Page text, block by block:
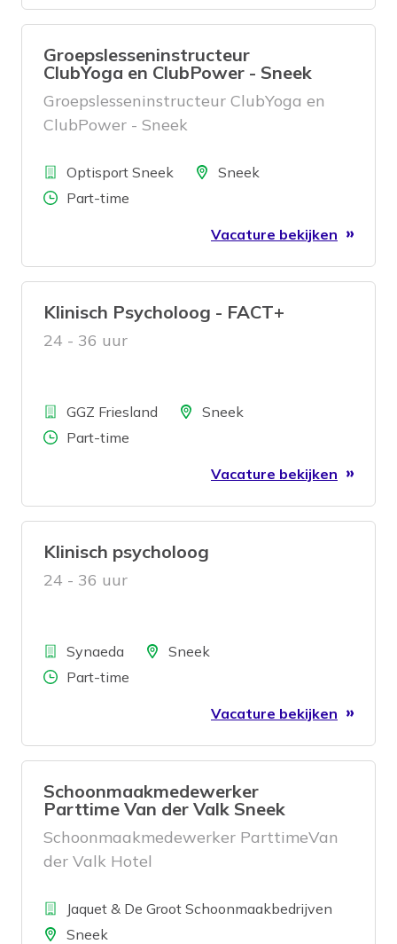
Groepslesseninstructeur
ClubYoga en ClubPower - Sneek
Groepslesseninstructeur ClubYoga en
ClubPower - Sneek
BedrijfOptisport Sneek LocatieSneek
Aantal uren
Part-time
Vacature bekijken
Klinisch Psycholoog - FACT+
24 - 36 uur
BedrijfGGZ Friesland LocatieSneek
Aantal uren
Part-time
Vacature bekijken
Klinisch psycholoog
24 - 36 uur
BedrijfSynaedaLocatieSneek
Aantal uren
Part-time
Vacature bekijken
Schoonmaakmedewerker
Parttime Van der Valk Sneek
Schoonmaakmedewerker ParttimeVan
der Valk Hotel
BedrijfJaquet & De Groot Schoonmaakbedrijven
LocatieSneek